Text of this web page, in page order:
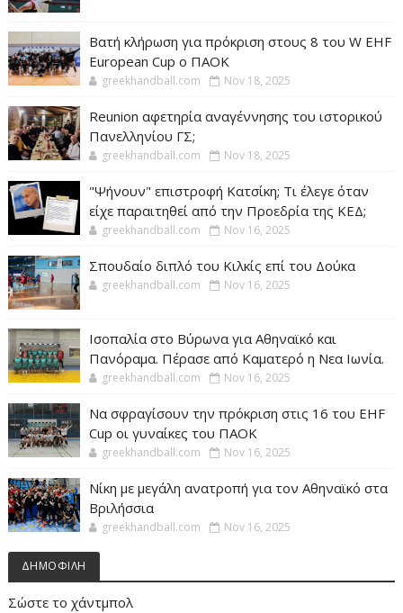
Βατή κλήρωση για πρόκριση στους 8 του W EHF
European Cup ο ΠΑΟΚ
greekhandball.com Nov 18, 2025
Reunion αφετηρία αναγέννησης του ιστορικού
Πανελληνίου ΓΣ;
greekhandball.com Nov 18, 2025
"Ψήνουν" επιστροφή Κατσίκη; Τι έλεγε όταν
είχε παραιτηθεί από την Προεδρία της ΚΕΔ;
greekhandball.com Nov 16, 2025
Σπουδαίο διπλό του Κιλκίς επί του Δούκα
greekhandball.com Nov 16, 2025
Ισοπαλία στο Βύρωνα για Αθηναϊκό και
Πανόραμα. Πέρασε από Καματερό η Νεα Ιωνία.
greekhandball.com Nov 16, 2025
Να σφραγίσουν την πρόκριση στις 16 του EHF
Cup οι γυναίκες του ΠΑΟΚ
greekhandball.com Nov 16, 2025
Νίκη με μεγάλη ανατροπή για τον Αθηναϊκό στα
Βριλήσσια
greekhandball.com Nov 16, 2025
ΔΗΜΟΦΙΛΗ
Σώστε το χάντμπολ